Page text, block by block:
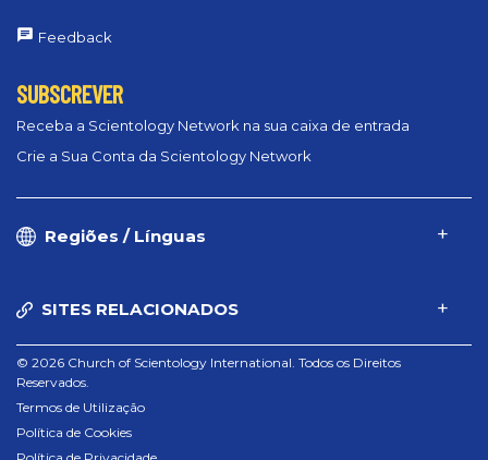
Feedback
SUBSCREVER
Receba a Scientology Network na sua caixa de entrada
Crie a Sua Conta da Scientology Network
Regiões / Línguas
SITES RELACIONADOS
© 2026 Church of Scientology International. Todos os Direitos
Reservados.
Termos de Utilização
Política de Cookies